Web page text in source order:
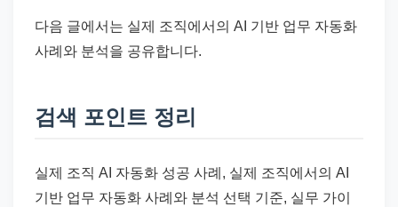
다음 글에서는 실제 조직에서의 AI 기반 업무 자동화
사례와 분석을 공유합니다.
검색 포인트 정리
실제 조직 AI 자동화 성공 사례, 실제 조직에서의 AI
기반 업무 자동화 사례와 분석 선택 기준, 실무 가이